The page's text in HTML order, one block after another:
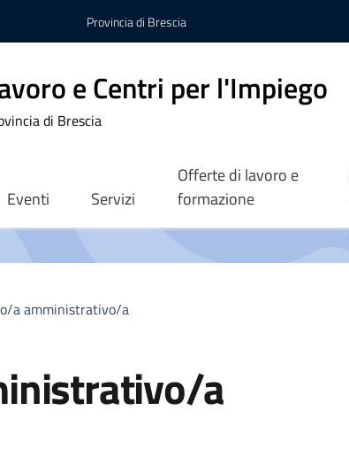
Provincia di Brescia
e Centri per l'Impiego
di Brescia
Eventi Servizi
Offerte di lavoro e
formazione
a amministrativo/a
a